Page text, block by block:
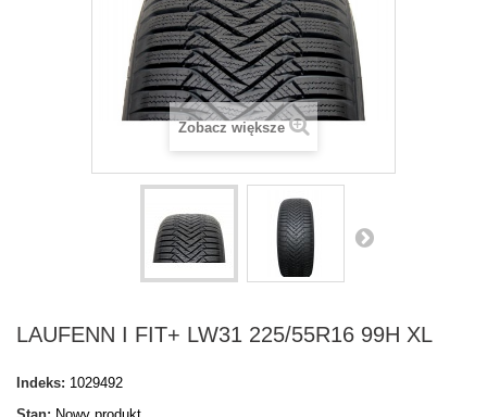
Zobacz większe
LAUFENN I FIT+ LW31 225/55R16 99H XL
Indeks: 1029492